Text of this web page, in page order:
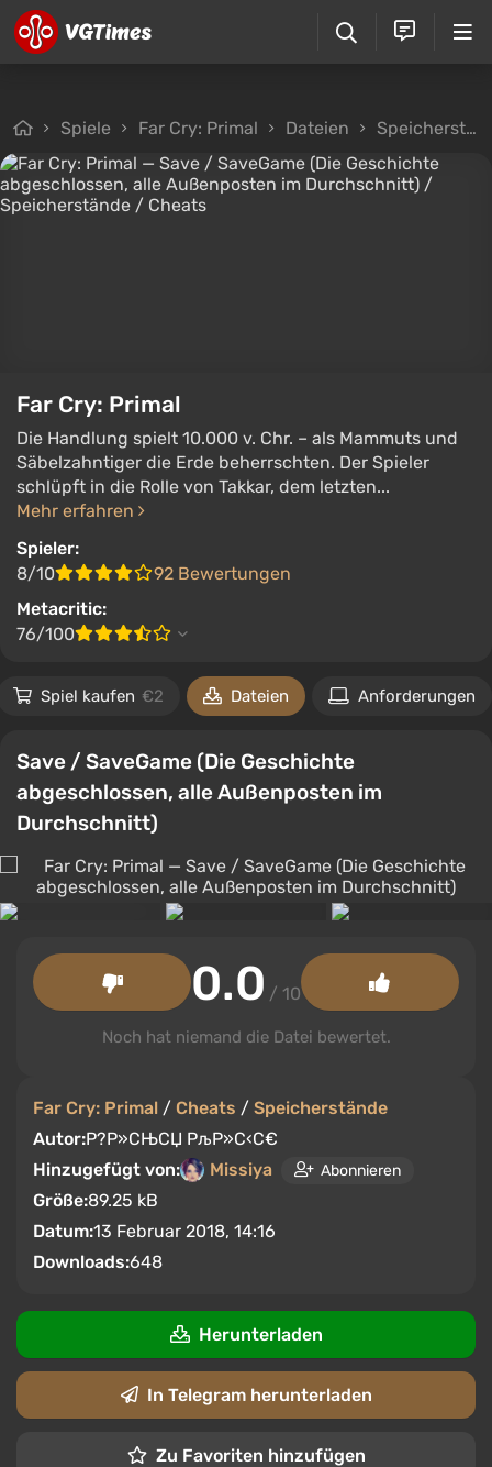
Spiele Far Cry: Primal Dateien Speicherstände
Far Cry: Primal
Die Handlung spielt 10.000 v. Chr. – als Mammuts und
Säbelzahntiger die Erde beherrschten. Der Spieler
schlüpft in die Rolle von Takkar, dem letzten...
Mehr erfahren
Spieler:
8/10
92 Bewertungen
Metacritic:
76/100
Spiel kaufen €2 Dateien Anforderungen
Save / SaveGame (Die Geschichte
abgeschlossen, alle Außenposten im
Durchschnitt)
Far Cry: Primal / Cheats / Speicherstände
Autor:Р?Р»СЊСЏ РљР»С‹С€
Hinzugefügt von:
Missiya Abonnieren
Größe:89.25 kB
Datum:13 Februar 2018, 14:16
Downloads:648
0.0 / 10
Noch hat niemand die Datei bewertet.
Herunterladen
In Telegram herunterladen
Zu Favoriten hinzufügen